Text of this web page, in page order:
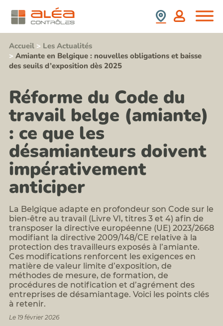
d'amiante
Contrôle
de
présence
de
plomb
après
Repérage
termites
avant
démolition
amiante
et
HAP
avant
travaux
sur
enrobés
Repérages
autres
polluants
du
BTP
:
FCR,
silice,
chrome
VI,...
Analyse
Qualité
de
l'Air
Intérieur
prix,
Formation
information
sensibilisation
amiante
pour
les
acteurs
BTP
Formation
risque
plomb
Formation
risque
silice
poussières
inhalables
Formation
assistant/assistante
amiante
Formations
digital
learning
Planning
des
formations
Accessibilité/Handicap
Nous
Rejoindre
Stagiaires,
Partenaires,
Collaborateurs
Newsletter
Aléa
Nos
Valeurs
Contact
Notre
politique
RSE
France
Espagne
Accueil > Les Actualités
> Amiante en Belgique : nouvelles obligations et baisse
des seuils d’exposition dès 2025
Réforme du Code du
travail belge (amiante)
: ce que les
désamianteurs doivent
impérativement
anticiper
La Belgique adapte en profondeur son Code sur le
bien-être au travail (Livre VI, titres 3 et 4) afin de
transposer la directive européenne (UE) 2023/2668
modifiant la directive 2009/148/CE relative à la
protection des travailleurs exposés à l’amiante.
Ces modifications renforcent les exigences en
matière de valeur limite d’exposition, de
méthodes de mesure, de formation, de
procédures de notification et d’agrément des
entreprises de désamiantage. Voici les points clés
à retenir.
Le 19 février 2026